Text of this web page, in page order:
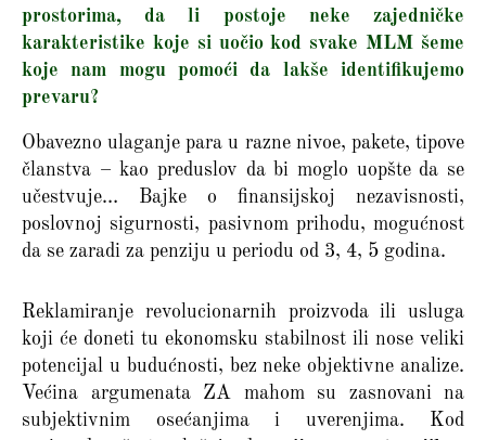
prostorima, da li postoje neke zajedničke
karakteristike koje si uočio kod svake MLM šeme
koje nam mogu pomoći da lakše identifikujemo
prevaru?
Obavezno ulaganje para u razne nivoe, pakete, tipove
članstva – kao preduslov da bi moglo uopšte da se
učestvuje… Bajke o finansijskoj nezavisnosti,
poslovnoj sigurnosti, pasivnom prihodu, mogućnost
da se zaradi za penziju u periodu od 3, 4, 5 godina.
Reklamiranje revolucionarnih proizvoda ili usluga
koji će doneti tu ekonomsku stabilnost ili nose veliki
potencijal u budućnosti, bez neke objektivne analize.
Većina argumenata ZA mahom su zasnovani na
subjektivnim osećanjima i uverenjima. Kod